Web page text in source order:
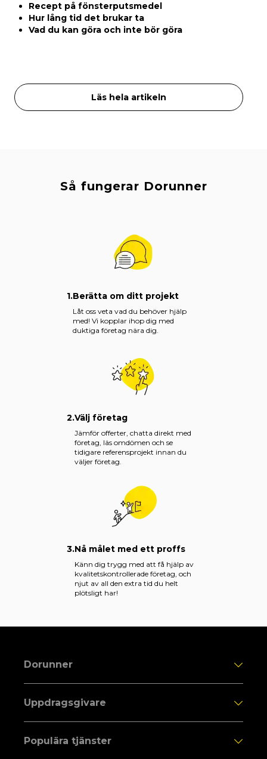
Recept på fönsterputsmedel
Hur lång tid det brukar ta
Vad du kan göra och inte bör göra
Läs hela artikeln
Så fungerar Dorunner
1.Berätta om ditt projekt
Låt oss veta vad du behöver hjälp
med! Vi kopplar ihop dig med
duktiga företag nära dig.
2.Välj företag
Jämför offerter, chatta direkt med
företag, läs omdömen och se
tidigare referensprojekt innan du
väljer företag.
3.Nå målet med ett proffs
Känn dig trygg med att få hjälp av
kvalitetskontrollerade företag, och
njut av all den extra tid du helt
plötsligt har!
Dorunner
Uppdragsgivare
Populära tjänster